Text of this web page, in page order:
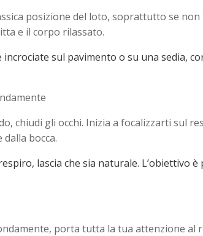
posizione del loto, soprattutto se
e il corpo rilassato.
incrociate sul pavimento o su una sedia,
chiudi gli occhi. Inizia a focalizzarti sul
bocca.
lascia che sia naturale. L’obiettivo
porta tutta la tua attenzione al